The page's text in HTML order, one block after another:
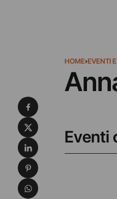
HOME›EVENTI
Eventi
Condividi su
Condividi su X
Condividi su
Condividi su Pinterest
Condividi su